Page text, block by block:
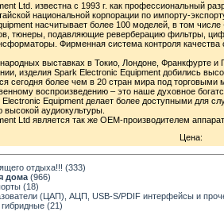
Ltd. известна с 1993 г. как профессиональный
национальной корпорации по импорту-
насчитывает более 100 моделей, в том
тюнеры, подавляющие реверберацию фильтры,
Фирменная система контроля
выставках в Токио, Лондоне, Франкфурте
изделия Spark Electronic Equipment добились
сегодня более чем в 20 стран мира под торговыми
воспроизведению – это наше духовное
Equipment делает более доступными для
аудиокультуры.
Ltd является так же ОЕМ-производителем
Цена:
отдыха!!! (333)
дома (966)
(18)
(ЦАП), АЦП, USB-S/PDIF интерфейсы и
(21)